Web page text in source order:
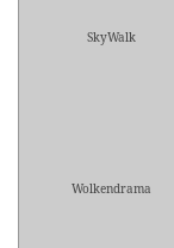
SkyWalk
Wolkendrama